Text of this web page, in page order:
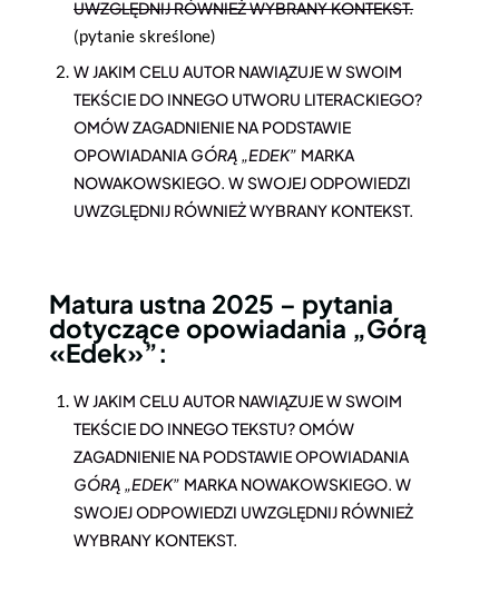
UWZGLĘDNIJ RÓWNIEŻ WYBRANY KONTEKST.
(pytanie skreślone)
W JAKIM CELU AUTOR NAWIĄZUJE W SWOIM
TEKŚCIE DO INNEGO UTWORU LITERACKIEGO?
OMÓW ZAGADNIENIE NA PODSTAWIE
OPOWIADANIA GÓRĄ „EDEK” MARKA
NOWAKOWSKIEGO. W SWOJEJ ODPOWIEDZI
UWZGLĘDNIJ RÓWNIEŻ WYBRANY KONTEKST.
Matura ustna 2025 – pytania
dotyczące opowiadania „Górą
«Edek»”:
W JAKIM CELU AUTOR NAWIĄZUJE W SWOIM
TEKŚCIE DO INNEGO TEKSTU? OMÓW
ZAGADNIENIE NA PODSTAWIE OPOWIADANIA
GÓRĄ „EDEK” MARKA NOWAKOWSKIEGO. W
SWOJEJ ODPOWIEDZI UWZGLĘDNIJ RÓWNIEŻ
WYBRANY KONTEKST.